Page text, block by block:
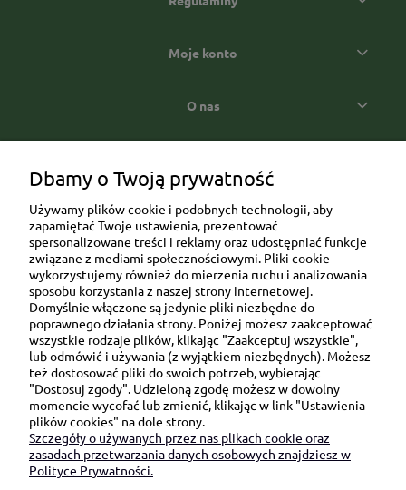
Moje konto
O nas
Ul. Brukowa 6/8 lok. 57/58
91-341 Łódź
NIP: 6751510615
SKONTAKTUJ SIĘ Z NAMI:
sklep@be-happygifts.com
+48 690 172 872
(pon-pt 9:00 - 15:30)
Dbamy o Twoją prywatność
Używamy plików cookie i podobnych technologii, aby
zapamiętać Twoje ustawienia, prezentować
spersonalizowane treści i reklamy oraz udostępniać funkcje
związane z mediami społecznościowymi. Pliki cookie
wykorzystujemy również do mierzenia ruchu i analizowania
sposobu korzystania z naszej strony internetowej.
Domyślnie włączone są jedynie pliki niezbędne do
poprawnego działania strony. Poniżej możesz zaakceptować
wszystkie rodzaje plików, klikając "Zaakceptuj wszystkie",
lub odmówić i używania (z wyjątkiem niezbędnych). Możesz
też dostosować pliki do swoich potrzeb, wybierając
"Dostosuj zgody". Udzieloną zgodę możesz w dowolny
momencie wycofać lub zmienić, klikając w link "Ustawienia
plików cookies" na dole strony.
Szczegóły o używanych przez nas plikach cookie oraz
zasadach przetwarzania danych osobowych znajdziesz w
Polityce Prywatności.